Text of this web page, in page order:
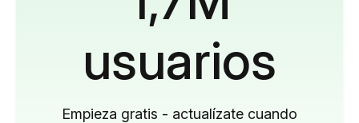
usuarios
Empieza gratis - actualízate cuando